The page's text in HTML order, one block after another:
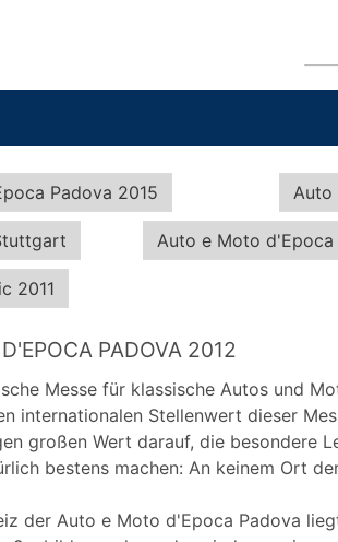
Padova 2015 Auto
Auto e Moto d'Epoca
2011
PADOVA 2012
Messe für klassische Autos und
internationalen Stellenwert dieser
großen Wert darauf, die besondere
bestens machen: An keinem Ort
der Auto e Moto d'Epoca Padova